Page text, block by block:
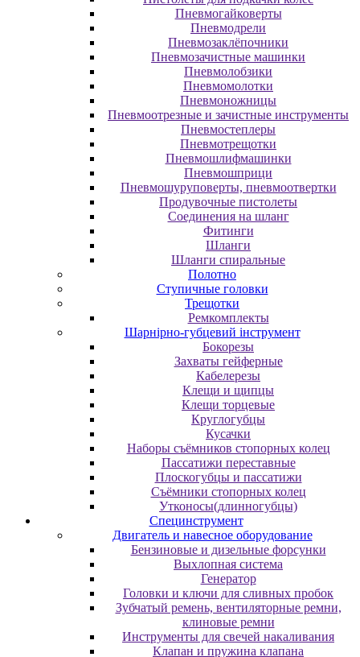
Пневмогайковерты
Пневмодрели
Пневмозаклёпочники
Пневмозачистные машинки
Пневмолобзики
Пневмомолотки
Пневмоножницы
Пневмоотрезные и зачистные инструменты
Пневмостеплеры
Пневмотрещотки
Пневмошлифмашинки
Пневмошприци
Пневмошуруповерты, пневмоотвертки
Продувочные пистолеты
Соединения на шланг
Фитинги
Шланги
Шланги спиральные
Полотно
Ступичные головки
Трещотки
Ремкомплекты
Шарнірно-губцевий інструмент
Бокорезы
Захваты гейферные
Кабелерезы
Клещи и щипцы
Клещи торцевые
Круглогубцы
Кусачки
Наборы съёмников стопорных колец
Пассатижи переставные
Плоскогубцы и пассатижи
Съёмники стопорных колец
Утконосы(длинногубцы)
Специнструмент
Двигатель и навесное оборудование
Бензиновые и дизельные форсунки
Выхлопная система
Генератор
Головки и ключи для сливных пробок
Зубчатый ремень, вентиляторные ремни,
клиновые ремни
Инструменты для свечей накаливания
Клапан и пружина клапана